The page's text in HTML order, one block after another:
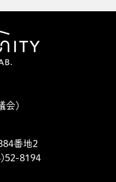
会)
番地2
8194